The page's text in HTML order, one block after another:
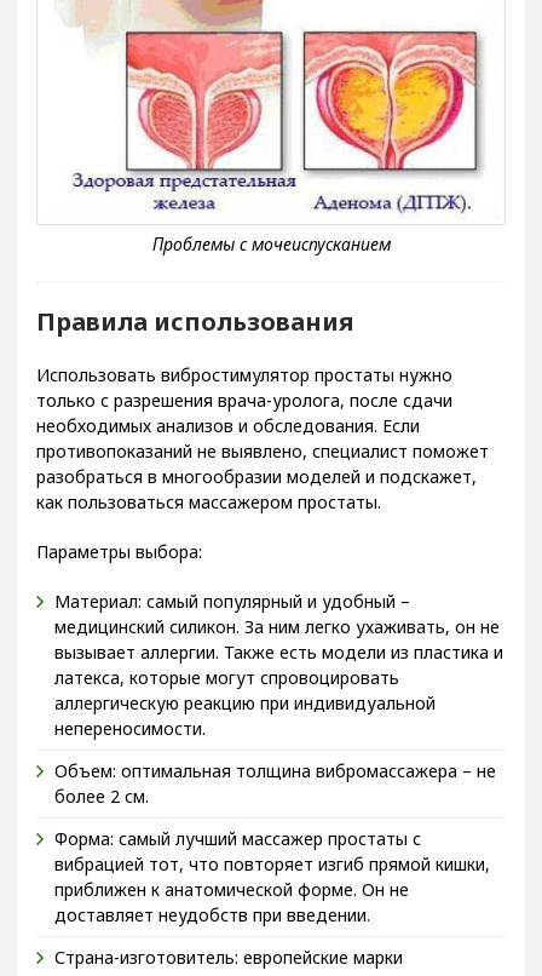
Правила использования
Использовать вибростимулятор простаты нужно
только с разрешения врача-уролога, после сдачи
необходимых анализов и обследования. Если
противопоказаний не выявлено, специалист поможет
разобраться в многообразии моделей и подскажет,
как пользоваться массажером простаты.
Параметры выбора:
Материал: самый популярный и удобный –
медицинский силикон. За ним легко ухаживать, он не
вызывает аллергии. Также есть модели из пластика и
латекса, которые могут спровоцировать
аллергическую реакцию при индивидуальной
непереносимости.
Объем: оптимальная толщина вибромассажера – не
более 2 см.
Форма: самый лучший массажер простаты с
вибрацией тот, что повторяет изгиб прямой кишки,
приближен к анатомической форме. Он не
доставляет неудобств при введении.
Страна-изготовитель: европейские марки